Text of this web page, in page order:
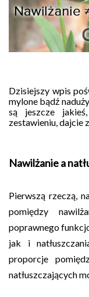
Dzisiejszy wpis
mylone bądź
są jeszcze
zestawieniu, dajcie
Nawilżanie a
Pierwszą rzeczą,
pomiędzy
poprawnego
jak i
proporcje
natłuszczających